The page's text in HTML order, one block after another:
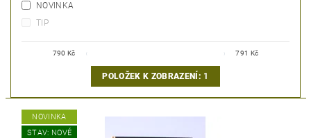
NOVINKA
TIP
790 Kč 791 Kč
POLOŽEK K ZOBRAZENÍ: 1
NOVINKA
STAV: NOVÉ